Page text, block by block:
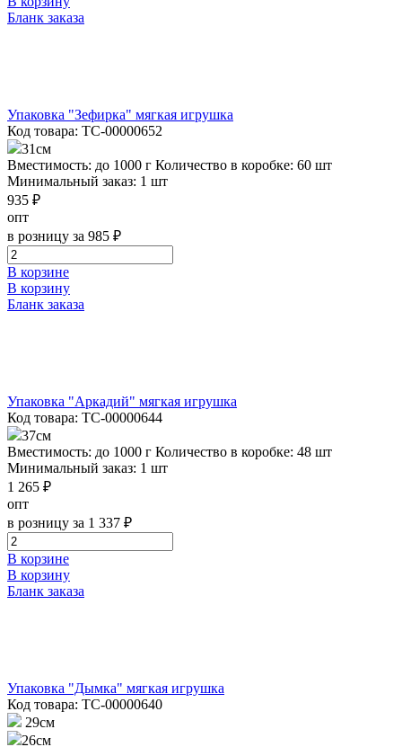
Бланк заказа
Упаковка "Зефирка" мягкая игрушка
Код товара: ТС-00000652
31см
Вместимость: до 1000 г Количество в коробке: 60 шт
Минимальный заказ: 1 шт
935 ₽
опт
в розницу за 985 ₽
В корзине
В корзину
Бланк заказа
Упаковка "Аркадий" мягкая игрушка
Код товара: ТС-00000644
37см
Вместимость: до 1000 г Количество в коробке: 48 шт
Минимальный заказ: 1 шт
1 265 ₽
опт
в розницу за 1 337 ₽
В корзине
В корзину
Бланк заказа
Упаковка "Дымка" мягкая игрушка
Код товара: ТС-00000640
29см
26см